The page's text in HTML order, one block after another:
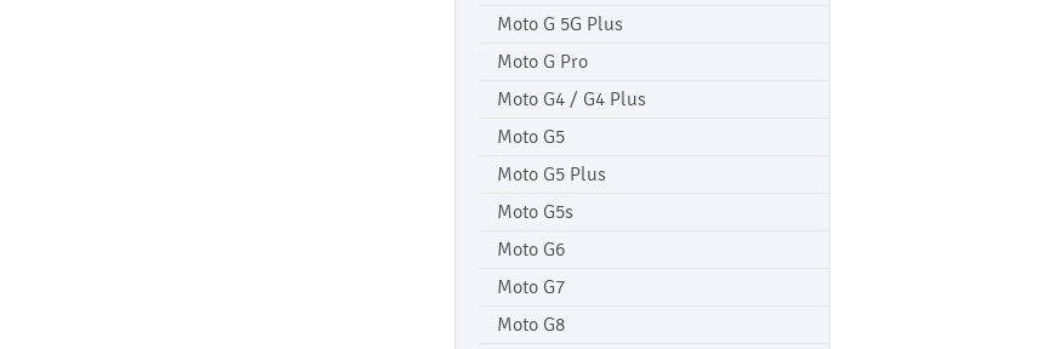
Moto G 5G Plus
Moto G Pro
Moto G4 / G4 Plus
Moto G5
Moto G5 Plus
Moto G5s
Moto G6
Moto G7
Moto G8